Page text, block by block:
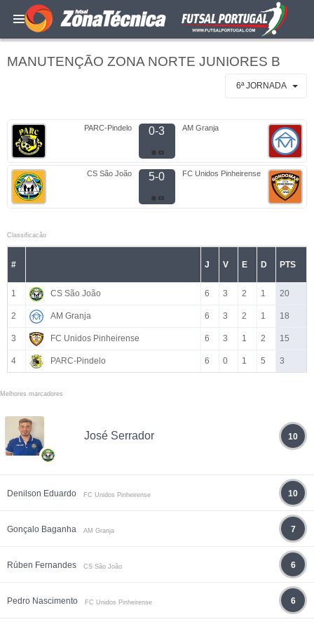
MANUTENÇÃO ZONA NORTE JUNIORES B
6ª JORNADA
PARC-Pindelo 0-3 AM Granja
CS São João 5-0 FC Unidos Pinheirense
Classificacão
# J V E D PTS
1 CS São João 6 3 2 1 20
2 AM Granja 6 3 2 1 18
3 FC Unidos Pinheirense 6 3 1 2 15
4 PARC-Pindelo 6 0 1 5 3
Melhores marcadores
José Serrador 10
Denilson Eduardo FC Unidos Pinheirense 10
Gonçalo Baganha AM Granja 7
Rúben Fernandes CS São João 6
Pedro Nascimento FC Unidos Pinheirense 6